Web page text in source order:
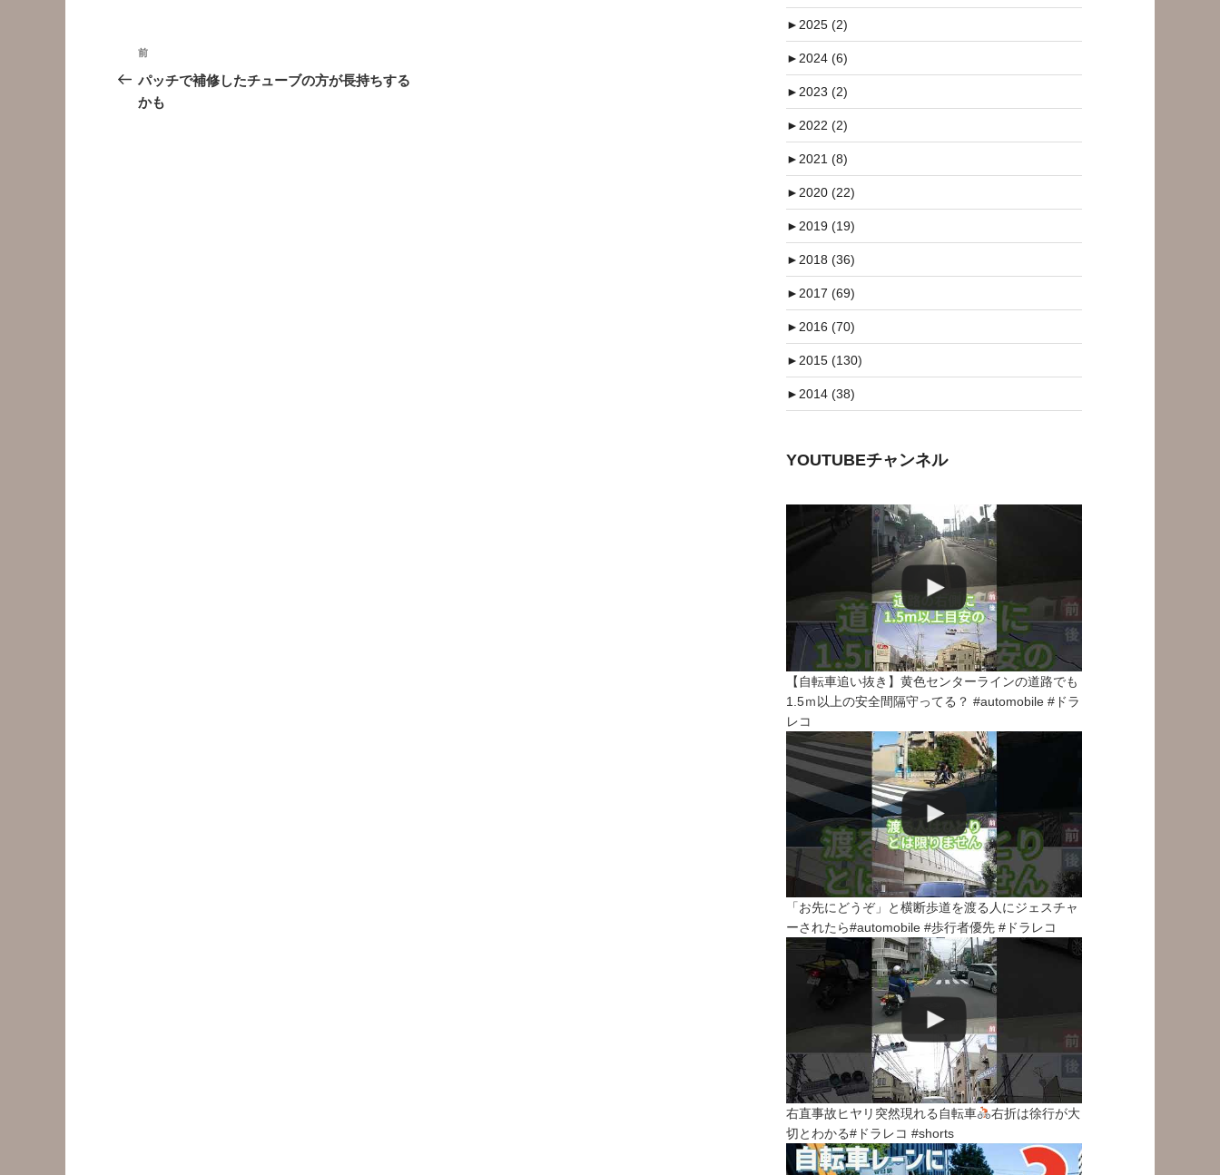
投
稿
ナ
前
の
投
前
パッチで補修したチューブの方が長持ちする
かも
►2025 (2)
►2024 (6)
►2023 (2)
►2022 (2)
►2021 (8)
►2020 (22)
►2019 (19)
►2018 (36)
►2017 (69)
►2016 (70)
►2015 (130)
►2014 (38)
YOUTUBEチャンネル
【自転車追い抜き】黄色センターラインの道路でも
1.5ｍ以上の安全間隔守ってる？ #automobile #ドラ
レコ
「お先にどうぞ」と横断歩道を渡る人にジェスチャ
ーされたら#automobile #歩行者優先 #ドラレコ
右直事故ヒヤリ突然現れる自転車
右折は徐行が大
切とわかる#ドラレコ #shorts